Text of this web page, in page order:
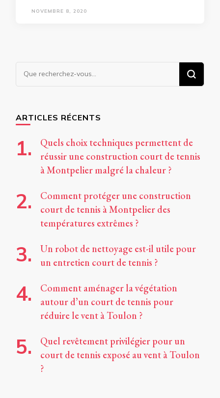
NOVEMBRE 8, 2020
ARTICLES RÉCENTS
Quels choix techniques permettent de
réussir une construction court de tennis
à Montpelier malgré la chaleur ?
Comment protéger une construction
court de tennis à Montpelier des
températures extrêmes ?
Un robot de nettoyage est-il utile pour
un entretien court de tennis ?
Comment aménager la végétation
autour d’un court de tennis pour
réduire le vent à Toulon ?
Quel revêtement privilégier pour un
court de tennis exposé au vent à Toulon
?